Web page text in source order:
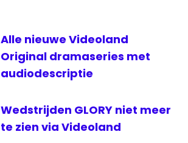
Alle nieuwe Videoland
Original dramaseries met
audiodescriptie
Wedstrijden GLORY niet meer
te zien via Videoland